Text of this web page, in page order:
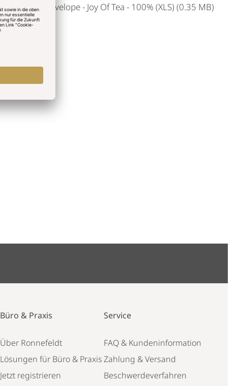
Teavelope - Joy Of Tea - 100% (XLS) (0.35 MB)
Büro & Praxis
Über Ronnefeldt
Lösungen für Büro & Praxis
Jetzt registrieren
Service
FAQ & Kundeninformation
Zahlung & Versand
Beschwerdeverfahren